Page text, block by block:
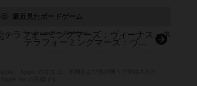
最近見たボードゲーム
Terraforming Mars: Venus Next
テラフォーミングマーズ：ヴィーナス・ネクスト（拡張）